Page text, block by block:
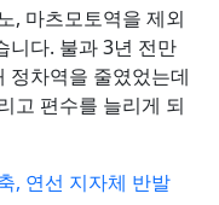
, 마츠모토역을 제외
니다. 불과 3년 전만
정차역을 줄였었는데
고 편수를 늘리게 되
, 연선 지자체 반발